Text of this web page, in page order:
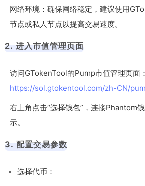
网络环境：确保网络稳定，建议使用
节点或私人节点以提高交易速度。
2. 进入市值管理页面
访问GTokenTool的Pump市值管理页面：
https://sol.gtokentool.com/zh-CN/
右上角点击“选择钱包”，连接Phantom
示。
3. 配置交易参数
选择代币：